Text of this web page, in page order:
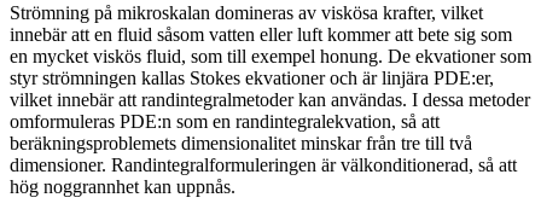
Strömning på mikroskalan domineras av viskösa krafter, vilket
innebär att en fluid såsom vatten eller luft kommer att bete sig som
en mycket viskös fluid, som till exempel honung. De ekvationer som
styr strömningen kallas Stokes ekvationer och är linjära PDE:er,
vilket innebär att randintegralmetoder kan användas. I dessa metoder
omformuleras PDE:n som en randintegralekvation, så att
beräkningsproblemets dimensionalitet minskar från tre till två
dimensioner. Randintegralformuleringen är välkonditionerad, så att
hög noggrannhet kan uppnås.